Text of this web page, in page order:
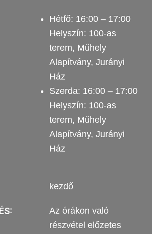
Hétfő: 16:00 – 17:00
Helyszín: 100-as
terem, Műhely
Alapítvány, Jurányi
Ház
Szerda: 16:00 – 17:00
Helyszín: 100-as
terem, Műhely
Alapítvány, Jurányi
Ház
kezdő
Az órákon való
részvétel előzetes